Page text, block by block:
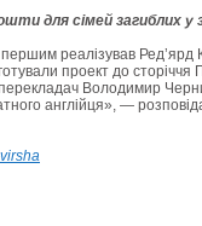
для сімей загиблих у
реалізував Ред’ярд
проект до сторіччя
Володимир
англійця», —